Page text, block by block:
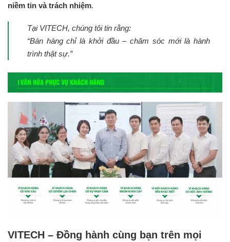
niềm tin và trách nhiệm.
Tại VITECH, chúng tôi tin rằng:
“Bán hàng chỉ là khởi đầu – chăm sóc mới là hành
trình thật sự.”
VITECH – Đồng hành cùng bạn trên mọi